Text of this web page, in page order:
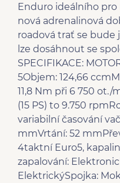
Enduro ideálního
nová adrenalinová
roadová trať se bude
lze dosáhnout se
SPECIFIKACE:
5Objem: 124,66
11,8 Nm při 6 750 ot./
(15 PS) to 9.750
variabilní časování
mmVrtání: 52
4taktní Euro5,
zapalování:
ElektrickýSpojka: